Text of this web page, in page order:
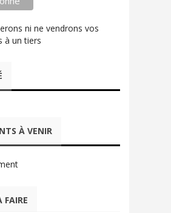
ni ne vendrons vos
à un tiers
À VENIR
FAIRE